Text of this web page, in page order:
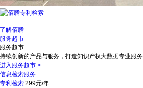
了解佰腾
服务超市
服务超市
持续创新的产品与服务，打造知识产权大数据专业服务
进入服务超市 >
信息检索服务
专利检索 299元/年